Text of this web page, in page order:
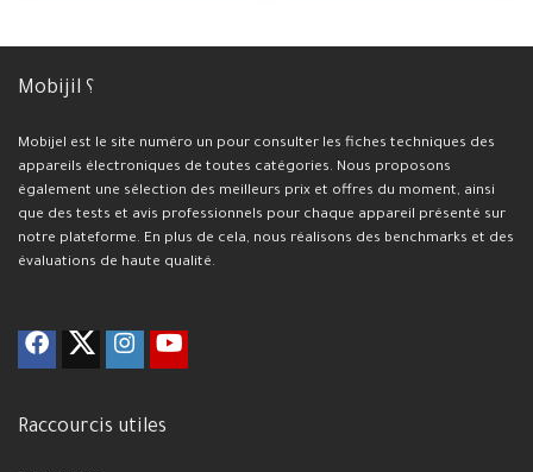
Mobijil ؟
Mobijel est le site numéro un pour consulter les fiches techniques des
appareils électroniques de toutes catégories. Nous proposons
également une sélection des meilleurs prix et offres du moment, ainsi
que des tests et avis professionnels pour chaque appareil présenté sur
notre plateforme. En plus de cela, nous réalisons des benchmarks et des
évaluations de haute qualité.
Raccourcis utiles